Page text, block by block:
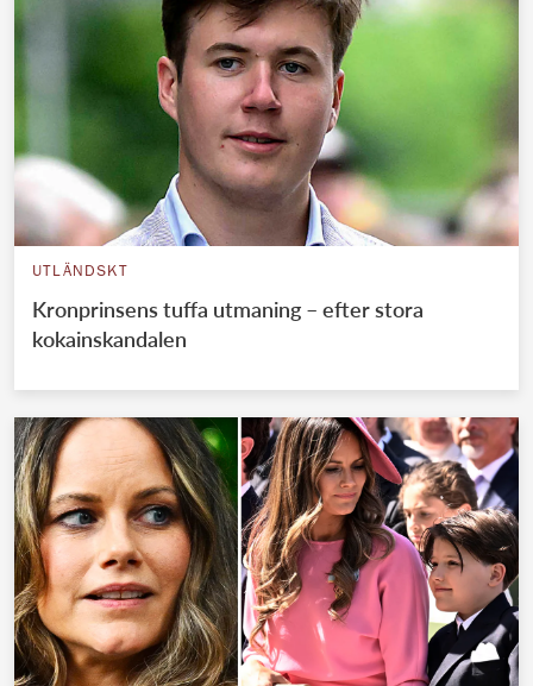
UTLÄNDSKT
Kronprinsens tuffa utmaning – efter stora
kokainskandalen